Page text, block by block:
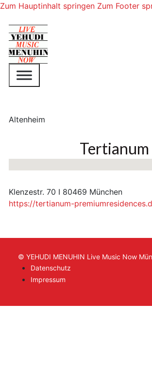
Zum Hauptinhalt springen Zum Footer
Altenheim
Klenzestr. 70 I 80469 München
https://tertianum-
© YEHUDI MENUHIN Live Music Now
Datenschutz
Impressum